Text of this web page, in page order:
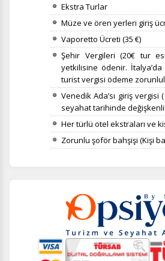
Ekstra Turlar
Müze ve ören yerleri giriş
Vaporetto Ücreti (35 €)
Şehir Vergileri (20€ tur
yetkilisine ödenir.
turist vergisi ödeme
Venedik Ada’sı giriş vergisi
seyahat tarihinde
Her türlü otel ekstraları ve
Zorunlu şoför bahşişi (Kişi